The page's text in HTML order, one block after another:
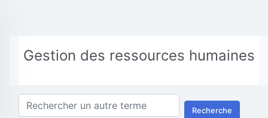
Gestion des ressources humaines
Recherche